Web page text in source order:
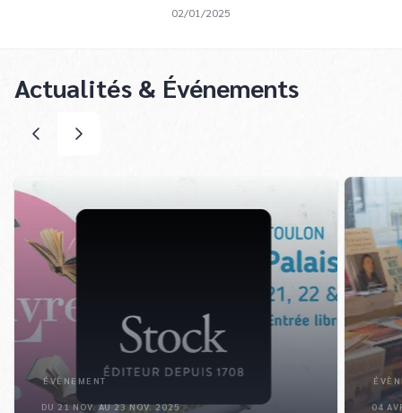
02/01/2025
Actualités & Événements
ÉVÈNEMENT
DU 21 NOV. AU 23 NOV. 2025 04